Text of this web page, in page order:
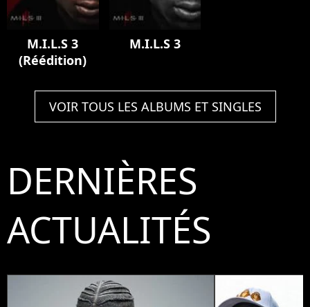
M.I.L.S 3
(Réédition)
M.I.L.S 3
VOIR TOUS LES ALBUMS ET SINGLES
DERNIÈRES
ACTUALITÉS